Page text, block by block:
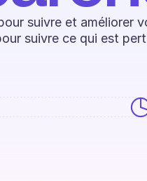
suivre et améliorer
suivre ce qui est